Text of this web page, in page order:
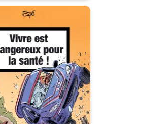
Vivre est
pour la
santé
Tome 02
Date de parution :
d’humour noir à
mourir de rire !